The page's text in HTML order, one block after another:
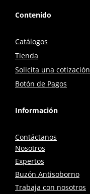
Contenido
Catálogos
Tienda
Solicita una cotización
Botón de Pagos
Información
Contáctanos
Nosotros
Expertos
Buzón Antisoborno
Trabaja con nosotros